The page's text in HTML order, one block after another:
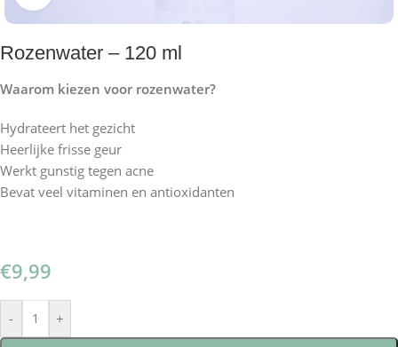
Rozenwater – 120 ml
Waarom kiezen voor rozenwater?
Hydrateert het gezicht
Heerlijke frisse geur
Werkt gunstig tegen acne
Bevat veel vitaminen en antioxidanten
€9,99
- +